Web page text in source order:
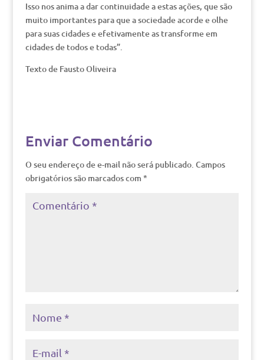
Isso nos anima a dar continuidade a estas ações, que são
muito importantes para que a sociedade acorde e olhe
para suas cidades e efetivamente as transforme em
cidades de todos e todas”.
Texto de Fausto Oliveira
Enviar Comentário
O seu endereço de e-mail não será publicado. Campos
obrigatórios são marcados com *